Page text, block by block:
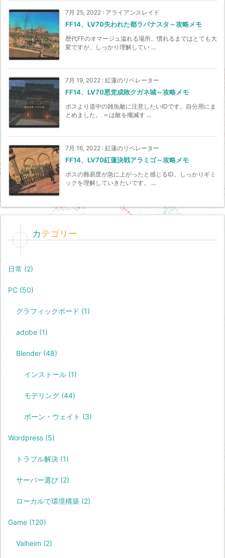
7月 25, 2022 : アライアンスレイド
FF14、LV70失われた都ラバナスタ～攻略メモ
歴代FFのオマージュ溢れる場所。慣れるまではとても大
変ですが、しっかり理解してい ...
7月 19, 2022 : 紅蓮のリベレーター
FF14、LV70悪党成敗クガネ城～攻略メモ
ボスより道中の雑魚敵に注意したいIDです。自分用にま
とめました。 ＝は敵を殲滅す ...
7月 16, 2022 : 紅蓮のリベレーター
FF14、LV70紅蓮決戦アラミゴ～攻略メモ
ボスの難易度が急に上がったと感じるID。しっかりギミ
ックを理解していきたいです。 ...
カテゴリー
日常 (2)
PC (50)
グラフィックボード (1)
adobe (1)
Blender (48)
インストール (1)
モデリング (44)
ボーン・ウェイト (3)
Wordpress (5)
トラブル解決 (1)
サーバー選び (2)
ローカルで環境構築 (2)
Game (120)
Valheim (2)